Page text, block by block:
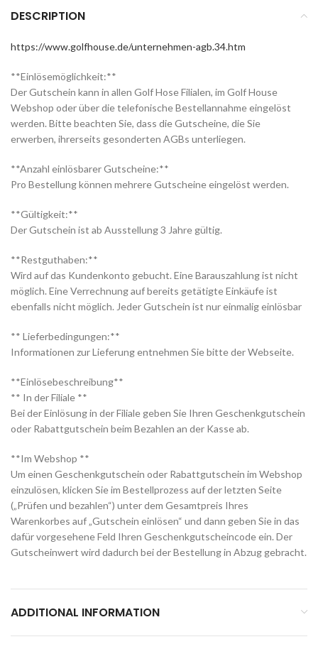
DESCRIPTION
https://www.golfhouse.de/unternehmen-agb.34.htm
**Einlösemöglichkeit:**
Der Gutschein kann in allen Golf Hose Filialen, im Golf House
Webshop oder über die telefonische Bestellannahme eingelöst
werden. Bitte beachten Sie, dass die Gutscheine, die Sie
erwerben, ihrerseits gesonderten AGBs unterliegen.
**Anzahl einlösbarer Gutscheine:**
Pro Bestellung können mehrere Gutscheine eingelöst werden.
**Gültigkeit:**
Der Gutschein ist ab Ausstellung 3 Jahre gültig.
**Restguthaben:**
Wird auf das Kundenkonto gebucht. Eine Barauszahlung ist nicht
möglich. Eine Verrechnung auf bereits getätigte Einkäufe ist
ebenfalls nicht möglich. Jeder Gutschein ist nur einmalig einlösbar
** Lieferbedingungen:**
Informationen zur Lieferung entnehmen Sie bitte der Webseite.
**Einlösebeschreibung**
** In der Filiale **
Bei der Einlösung in der Filiale geben Sie Ihren Geschenkgutschein
oder Rabattgutschein beim Bezahlen an der Kasse ab.
**Im Webshop **
Um einen Geschenkgutschein oder Rabattgutschein im Webshop
einzulösen, klicken Sie im Bestellprozess auf der letzten Seite
(„Prüfen und bezahlen“) unter dem Gesamtpreis Ihres
Warenkorbes auf „Gutschein einlösen“ und dann geben Sie in das
dafür vorgesehene Feld Ihren Geschenkgutscheincode ein. Der
Gutscheinwert wird dadurch bei der Bestellung in Abzug gebracht.
ADDITIONAL INFORMATION